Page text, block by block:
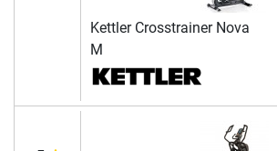
Kettler Crosstrainer Nova
M